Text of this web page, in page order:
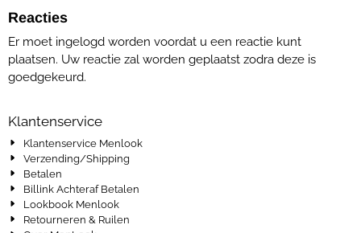
Reacties
Er moet ingelogd worden voordat u een reactie kunt
plaatsen. Uw reactie zal worden geplaatst zodra deze is
goedgekeurd.
Klantenservice
Klantenservice Menlook
Verzending/Shipping
Betalen
Billink Achteraf Betalen
Lookbook Menlook
Retourneren & Ruilen